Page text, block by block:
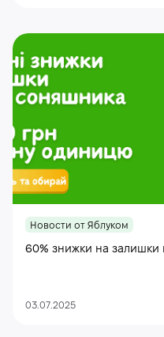
Новости от Яблуком
60% знижки на залишки
03.07.2025